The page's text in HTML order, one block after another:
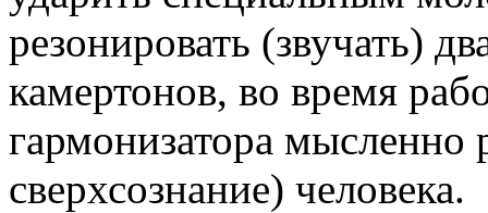
резонировать (звучать)
камертонов, во время
гармонизатора
сверхсознание) человека.